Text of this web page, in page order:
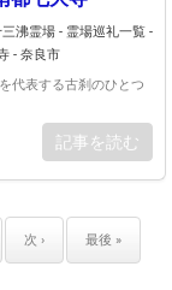
沸霊場 - 霊場巡礼一覧 -
- 奈良市
代表する古刹のひとつ
記事を読む
次 › 最後 »